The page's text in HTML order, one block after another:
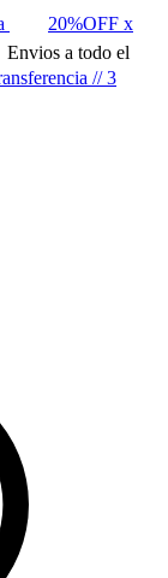
20%OFF x
Envios a todo el
// 3